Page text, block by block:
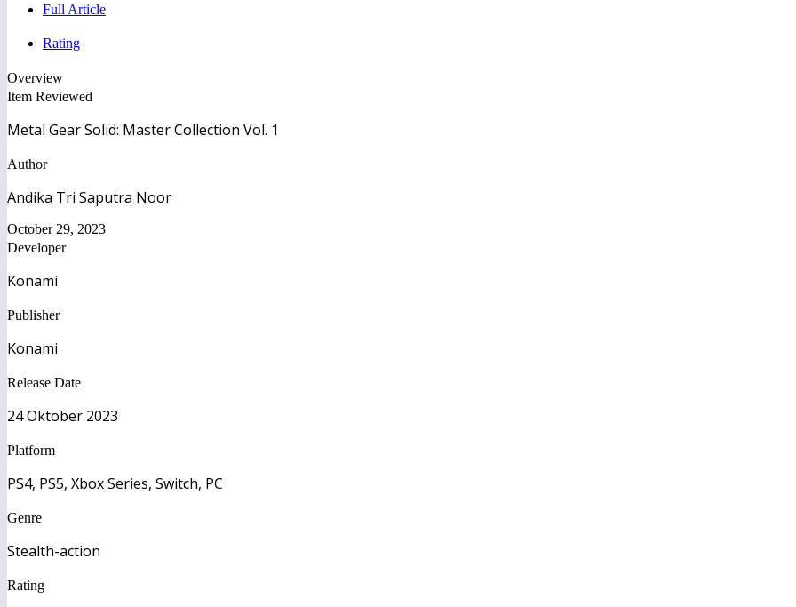
Full Article
Rating
Overview
Item Reviewed
Metal Gear Solid: Master Collection Vol. 1
Author
Andika Tri Saputra Noor
October 29, 2023
Developer
Konami
Publisher
Konami
Release Date
24 Oktober 2023
Platform
PS4, PS5, Xbox Series, Switch, PC
Genre
Stealth-action
Rating